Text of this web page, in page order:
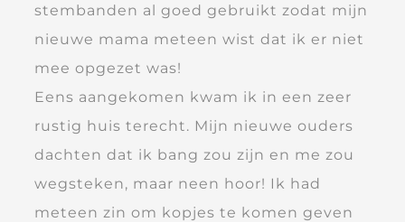
stembanden al goed gebruikt zodat mijn
nieuwe mama meteen wist dat ik er niet
mee opgezet was!
Eens aangekomen kwam ik in een zeer
rustig huis terecht. Mijn nieuwe ouders
dachten dat ik bang zou zijn en me zou
wegsteken, maar neen hoor! Ik had
meteen zin om kopjes te komen geven